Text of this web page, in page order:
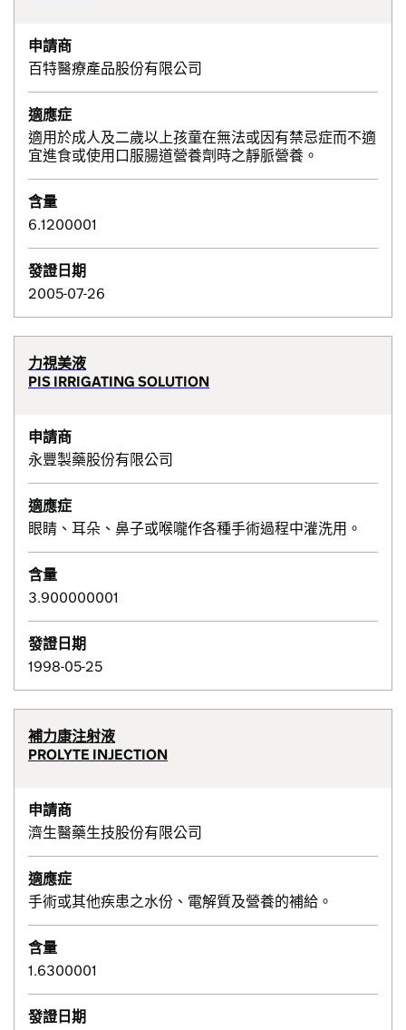
申請商
百特醫療產品股份有限公司
適應症
適用於成人及二歲以上孩童在無法或因有禁忌症而不適
宜進食或使用口服腸道營養劑時之靜脈營養。
含量
6.1200001
發證日期
2005-07-26
力視美液
PIS IRRIGATING SOLUTION
申請商
永豐製藥股份有限公司
適應症
眼睛、耳朵、鼻子或喉嚨作各種手術過程中灌洗用。
含量
3.900000001
發證日期
1998-05-25
補力康注射液
PROLYTE INJECTION
申請商
濟生醫藥生技股份有限公司
適應症
手術或其他疾患之水份、電解質及營養的補給。
含量
1.6300001
發證日期